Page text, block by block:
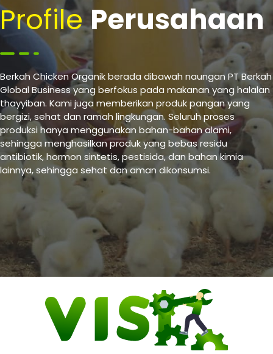
ProfilePerusahaan
Berkah Chicken Organik berada dibawah naungan PT Berkah
Global Business yang berfokus pada makanan yang halalan
thayyiban. Kami juga memberikan produk pangan yang
bergizi, sehat dan ramah lingkungan. Seluruh proses
produksi hanya menggunakan bahan-bahan alami,
sehingga menghasilkan produk yang bebas residu
antibiotik, hormon sintetis, pestisida, dan bahan kimia
lainnya, sehingga sehat dan aman dikonsumsi.